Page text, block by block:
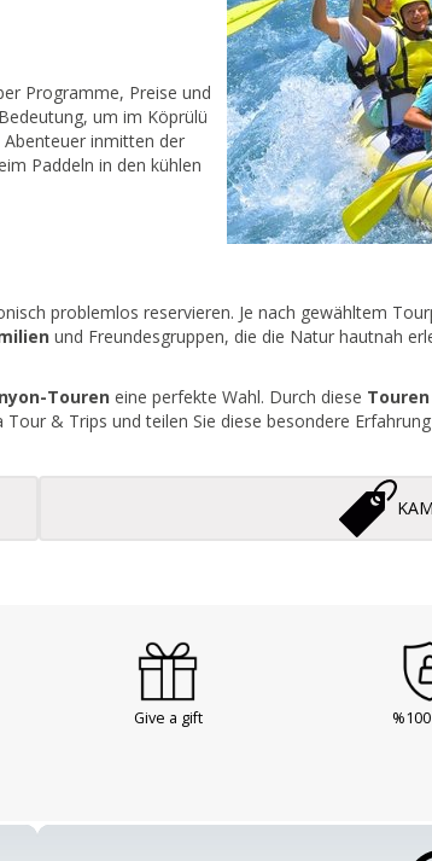
Programme, Preise und
um im Köprülü
Abenteuer inmitten der
Paddeln in den kühlen
problemlos reservieren. Je nach gewähltem
und Freundesgruppen, die die Natur hautnah
Touren eine perfekte Wahl. Durch diese Touren
& Trips und teilen Sie diese besondere
Give a gift